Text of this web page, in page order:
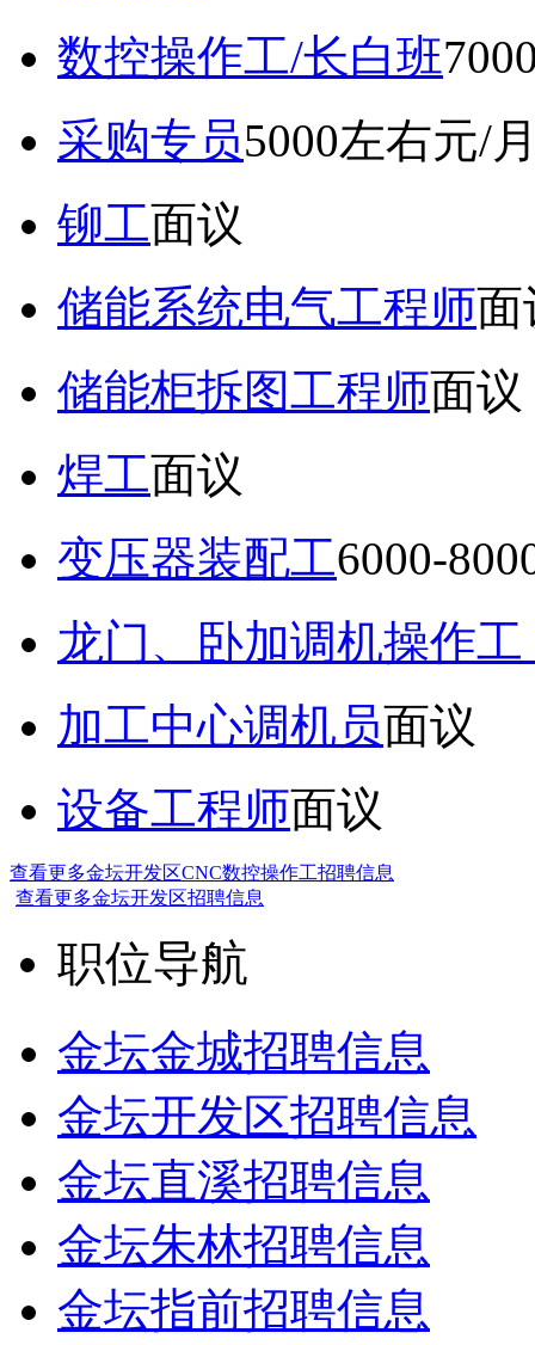
数控操作工/长白班
采购专员5000左右元/
铆工面议
储能系统电气工程师面
储能柜拆图工程师面议
焊工面议
变压器装配工6000-
龙门、卧加调机操作
加工中心调机员面议
设备工程师面议
查看更多金坛开发区CNC数控操作工招聘信息
查看更多金坛开发区招聘信息
职位导航
金坛金城招聘信息
金坛开发区招聘信息
金坛直溪招聘信息
金坛朱林招聘信息
金坛指前招聘信息